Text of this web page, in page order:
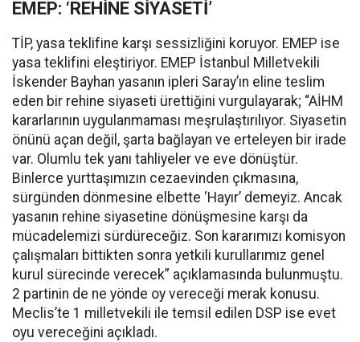
EMEP: ‘REHİNE SİYASETİ’
TİP, yasa teklifine karşı sessizliğini koruyor. EMEP ise
yasa teklifini eleştiriyor. EMEP İstanbul Milletvekili
İskender Bayhan yasanın ipleri Saray’ın eline teslim
eden bir rehine siyaseti ürettiğini vurgulayarak; “AİHM
kararlarının uygulanmaması meşrulaştırılıyor. Siyasetin
önünü açan değil, şarta bağlayan ve erteleyen bir irade
var. Olumlu tek yanı tahliyeler ve eve dönüştür.
Binlerce yurttaşımızın cezaevinden çıkmasına,
sürgünden dönmesine elbette ‘Hayır’ demeyiz. Ancak
yasanın rehine siyasetine dönüşmesine karşı da
mücadelemizi sürdüreceğiz. Son kararımızı komisyon
çalışmaları bittikten sonra yetkili kurullarımız genel
kurul sürecinde verecek” açıklamasında bulunmuştu.
2 partinin de ne yönde oy vereceği merak konusu.
Meclis’te 1 milletvekili ile temsil edilen DSP ise evet
oyu vereceğini açıkladı.